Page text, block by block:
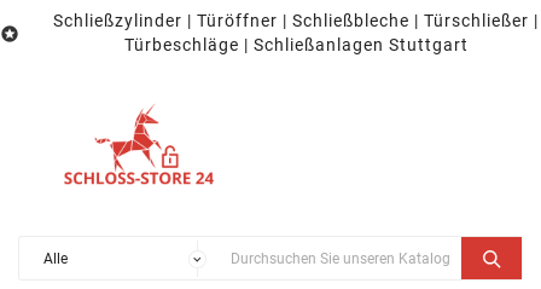

Schließzylinder | Türöffner | Schließbleche | Türschließer |
Türbeschläge | Schließanlagen Stuttgart